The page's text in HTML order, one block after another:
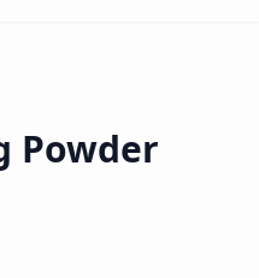
Powder